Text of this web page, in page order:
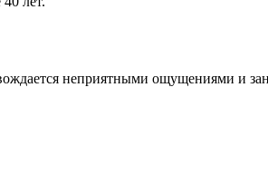
неприятными ощущениями и